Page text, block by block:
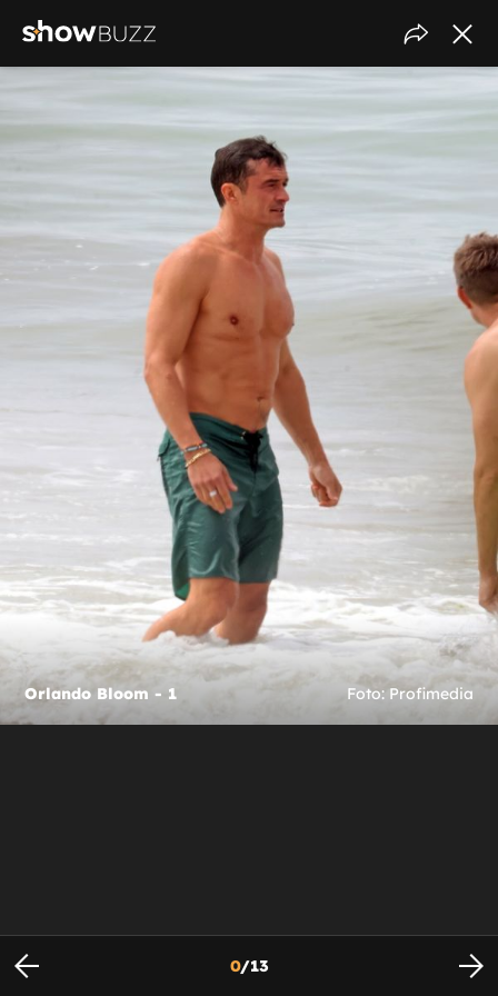
Orlando Bloom - 1 Foto: Profimedia
0/13